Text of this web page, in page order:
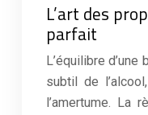
L’art des
parfait
L’équilibre
subtil de
l’amertume. La